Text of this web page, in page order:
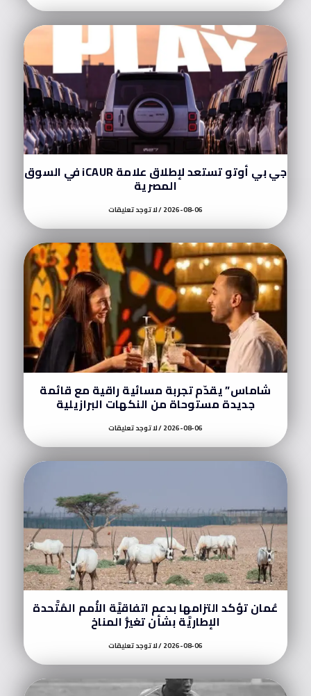
جي بي أوتو تستعد لإطلاق علامة iCAUR في السوق
المصرية
2026-08-06 لا توجد تعليقات
شاماس” يقدّم تجربة مسائية راقية مع قائمة
جديدة مستوحاة من النكهات البرازيلية
2026-08-06 لا توجد تعليقات
عُمان تؤكد التزامها بدعم اتفاقيَّة الأُمم المُتَّحدة
الإطاريَّة بشأن تغيُّر المناخ
2026-08-06 لا توجد تعليقات